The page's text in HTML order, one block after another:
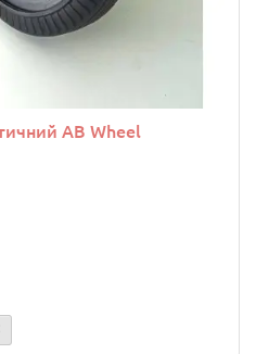
AB Wheel